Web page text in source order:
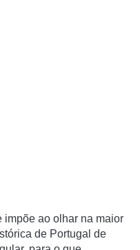
impõe ao olhar na maior
de Portugal de